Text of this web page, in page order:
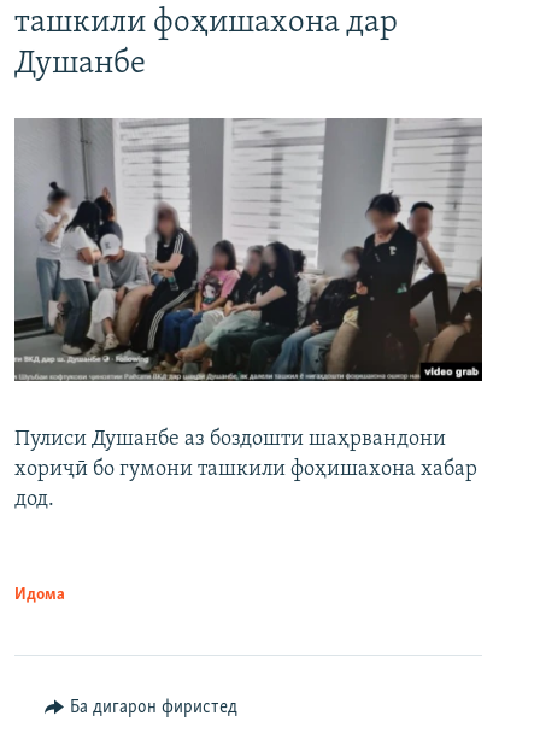
ташкили фоҳишахона дар
Душанбе
Пулиси Душанбе аз боздошти шаҳрвандони
хориҷӣ бо гумони ташкили фоҳишахона хабар
дод.
Идома
Ба дигарон фиристед